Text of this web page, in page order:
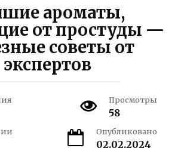
ароматы,
от простуды —
советы от
экспертов
Просмотры
58
Опубликовано
02.02.2024